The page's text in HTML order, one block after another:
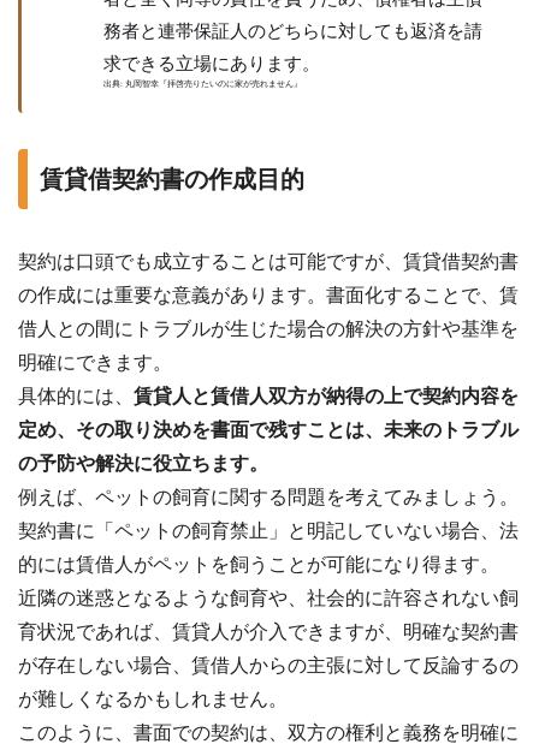
務者と連帯保証人のどちらに対しても返済を請
求できる立場にあります。
出典: 丸岡智幸『拝啓売りたいのに家が売れません』
賃貸借契約書の作成目的
契約は口頭でも成立することは可能ですが、賃貸借契約書
の作成には重要な意義があります。書面化することで、賃
借人との間にトラブルが生じた場合の解決の方針や基準を
明確にできます。
具体的には、 賃貸人と賃借人双方が納得の上で契約内容を
定め、その取り決めを書面で残すことは、未来のトラブル
の予防や解決に役立ちます。
例えば、ペットの飼育に関する問題を考えてみましょう。
契約書に「ペットの飼育禁止」と明記していない場合、法
的には賃借人がペットを飼うことが可能になり得ます。
近隣の迷惑となるような飼育や、社会的に許容されない飼
育状況であれば、賃貸人が介入できますが、明確な契約書
が存在しない場合、賃借人からの主張に対して反論するの
が難しくなるかもしれません。
このように、書面での契約は、双方の権利と義務を明確に